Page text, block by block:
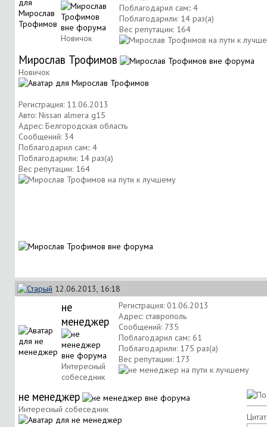
Новичок
Поблагодарил сам:: 4
Поблагодарили: 14 раз(а)
Вес репутации: 164
Мирослав Трофимов
Новичок
Регистрация: 11.06.2013
Авто: Nissan almera g15
Адрес: Белгородская область
Сообщений: 34
Поблагодарил сам:: 4
Поблагодарили: 14 раз(а)
Вес репутации: 164
12.06.2013, 16:18
не
менеджер
Интересный
собеседник
Регистрация: 01.06.2013
Адрес: ставрополь
Сообщений: 735
Поблагодарил сам:: 61
Поблагодарили: 175 раз(а)
Вес репутации: 173
не менеджер
Интересный собеседник